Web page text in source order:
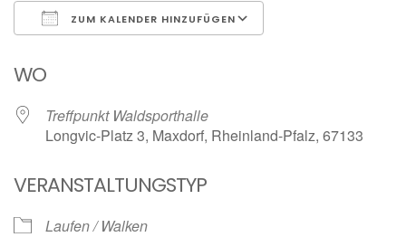
ZUM KALENDER HINZUFÜGEN
WO
Treffpunkt Waldsporthalle
Longvic-Platz 3, Maxdorf, Rheinland-Pfalz, 67133
VERANSTALTUNGSTYP
Laufen / Walken